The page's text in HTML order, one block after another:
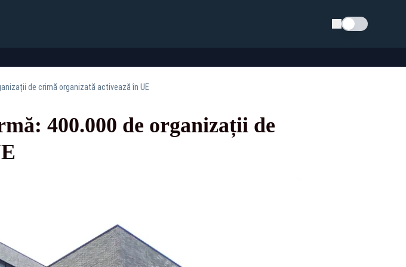
Schimba tema
de crimă organizată activează în UE
400.000 de organizații de